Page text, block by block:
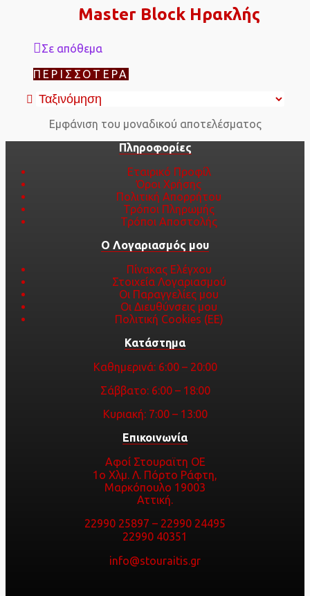
Master Block Ηρακλής
Σε απόθεμα
ΠΕΡΙΣΣΌΤΕΡΑ
Εμφάνιση του μοναδικού αποτελέσματος
Πληροφορίες
Εταιρικό Προφίλ
Όροι Χρήσης
Πολιτική Απορρήτου
Τρόποι Πληρωμής
Τρόποι Αποστολής
Ο Λογαριασμός μου
Πίνακας Ελέγχου
Στοιχεία Λογαριασμού
Οι Παραγγελίες μου
Οι Διευθύνσεις μου
Πολιτική Cookies (ΕΕ)
Κατάστημα
Καθημερινά: 6:00 – 20:00
Σάββατο: 6:00 – 18:00
Κυριακή: 7:00 – 13:00
Επικοινωνία
Αφοί Στουραϊτη ΟΕ
1ο Χλμ. Λ. Πόρτο Ράφτη,
Μαρκόπουλο 19003
Αττική.
22990 25897 – 22990 24495
22990 40351
info@stouraitis.gr